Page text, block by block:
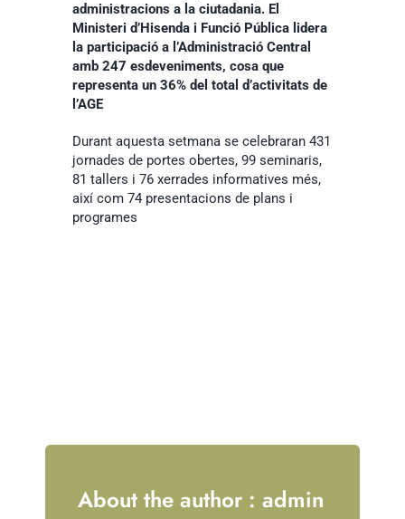
administracions a la ciutadania. El
Ministeri d’Hisenda i Funció Pública lidera
la participació a l’Administració Central
amb 247 esdeveniments, cosa que
representa un 36% del total d’activitats de
l’AGE
​Durant aquesta setmana se celebraran 431
jornades de portes obertes, 99 seminaris,
81 tallers i 76 xerrades informatives més,
així com 74 presentacions de plans i
programes
About the author : admin